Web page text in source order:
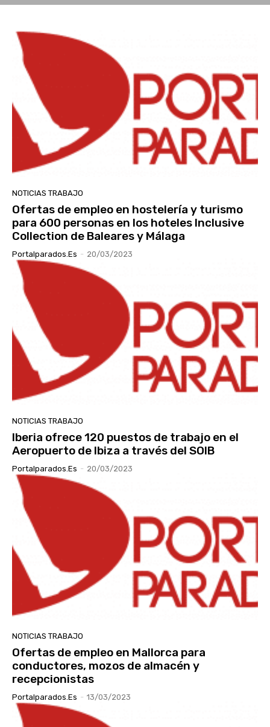
NOTICIAS TRABAJO
Ofertas de empleo en hostelería y turismo
para 600 personas en los hoteles Inclusive
Collection de Baleares y Málaga
Portalparados.es - 20/03/2023
NOTICIAS TRABAJO
Iberia ofrece 120 puestos de trabajo en el
Aeropuerto de Ibiza a través del SOIB
Portalparados.es - 20/03/2023
NOTICIAS TRABAJO
Ofertas de empleo en Mallorca para
conductores, mozos de almacén y
recepcionistas
Portalparados.es - 13/03/2023